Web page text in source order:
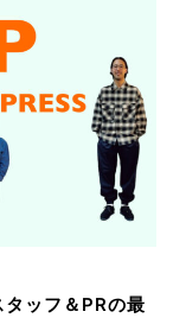
ッフ＆PRの最